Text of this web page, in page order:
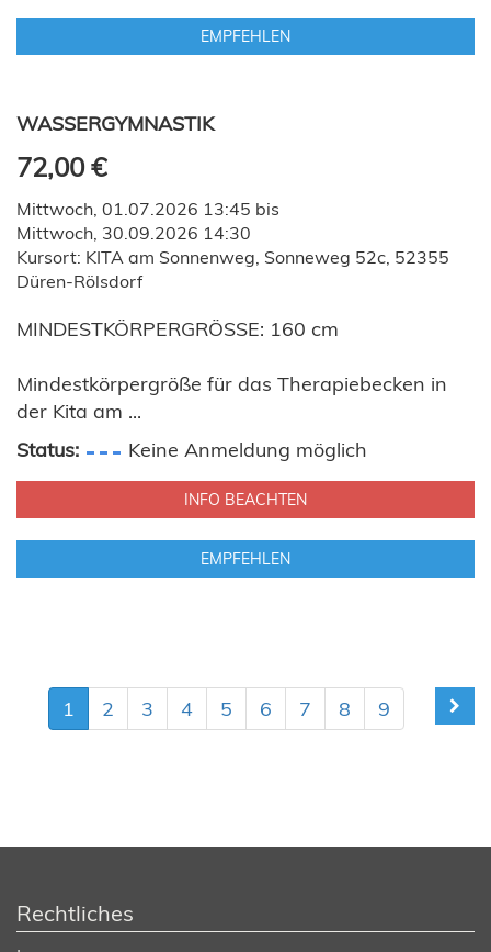
EMPFEHLEN
WASSERGYMNASTIK
72,00 €
Mittwoch, 01.07.2026 13:45 bis
Mittwoch, 30.09.2026 14:30
Kursort: KITA am Sonnenweg, Sonneweg 52c, 52355
Düren-Rölsdorf
MINDESTKÖRPERGRÖSSE: 160 cm
Mindestkörpergröße für das Therapiebecken in
der Kita am ...
Status:
Keine Anmeldung möglich
INFO BEACHTEN
EMPFEHLEN
1 2 3 4 5 6 7 8 9
Rechtliches